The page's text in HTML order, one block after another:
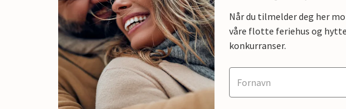
Når du tilmelder deg her
våre flotte feriehus og
konkurranser.